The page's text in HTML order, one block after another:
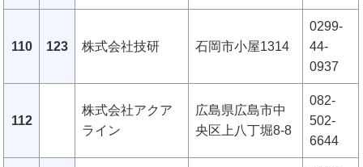
110 123 株式会社技研 石岡市小屋1314
0299-
44-
0937
112
株式会社アクア
ライン
広島県広島市中
央区上八丁堀8-8
082-
502-
6644